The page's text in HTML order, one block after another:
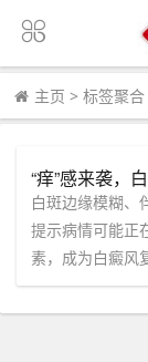
主页 > 标签聚合
“痒”感来袭，
线咨询】获取
白斑边缘模糊、
提示病情可能正
素，成为白癜风